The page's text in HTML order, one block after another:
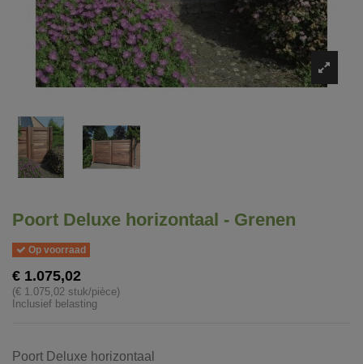
Poort Deluxe horizontaal - Grenen
Op voorraad
€ 1.075,02
(€ 1.075,02 stuk/pièce)
Inclusief belasting
Poort Deluxe horizontaal